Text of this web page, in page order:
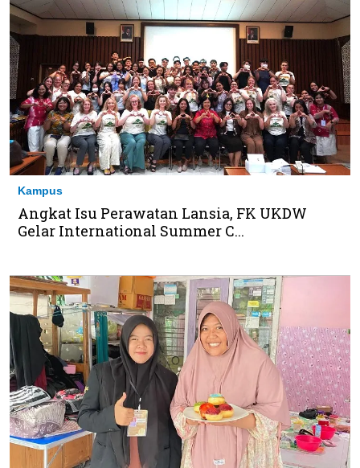
Kampus
Angkat Isu Perawatan Lansia, FK UKDW
Gelar International Summer C...